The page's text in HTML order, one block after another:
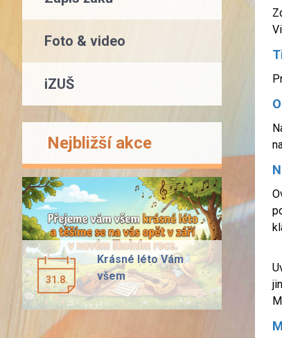
Foto & video
iZUŠ
Nejbližší akce
31.8.
Krásné léto Vám
všem